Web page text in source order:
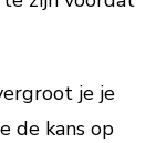
je je
de kans op